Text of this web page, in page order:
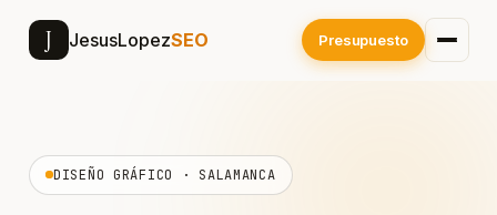
J JesusLopezSEO Presupuesto
DISEÑO GRÁFICO · SALAMANCA